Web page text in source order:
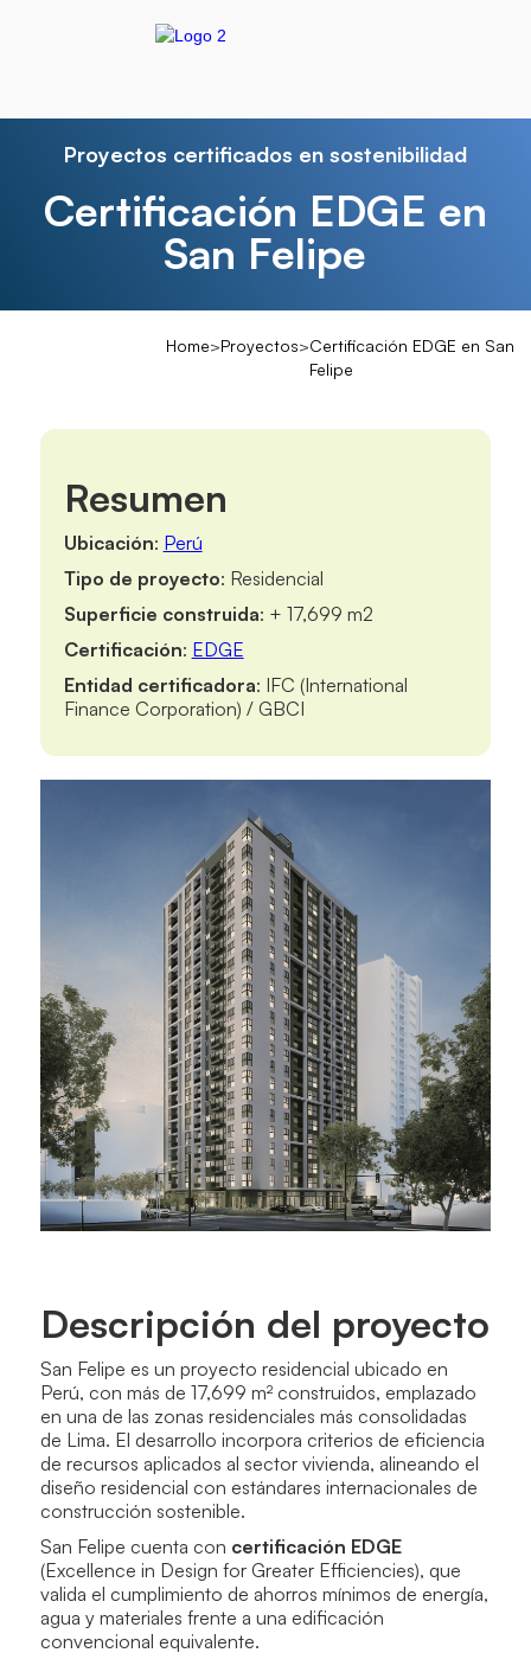
Proyectos certificados en sostenibilidad
Certificación EDGE en
San Felipe
Home>Proyectos>Certificación EDGE en San
Felipe
Resumen
Ubicación: Perú
Tipo de proyecto: Residencial
Superficie construida: + 17,699 m2
Certificación: EDGE
Entidad certificadora: IFC (International
Finance Corporation) / GBCI
Descripción del proyecto
San Felipe es un proyecto residencial ubicado en
Perú, con más de 17,699 m² construidos, emplazado
en una de las zonas residenciales más consolidadas
de Lima. El desarrollo incorpora criterios de eficiencia
de recursos aplicados al sector vivienda, alineando el
diseño residencial con estándares internacionales de
construcción sostenible.
San Felipe cuenta con certificación EDGE
(Excellence in Design for Greater Efficiencies), que
valida el cumplimiento de ahorros mínimos de energía,
agua y materiales frente a una edificación
convencional equivalente.